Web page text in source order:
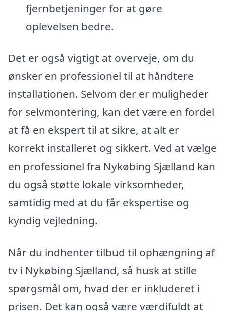
fjernbetjeninger for at gøre
oplevelsen bedre.
Det er også vigtigt at overveje, om du
ønsker en professionel til at håndtere
installationen. Selvom der er muligheder
for selvmontering, kan det være en fordel
at få en ekspert til at sikre, at alt er
korrekt installeret og sikkert. Ved at vælge
en professionel fra Nykøbing Sjælland kan
du også støtte lokale virksomheder,
samtidig med at du får ekspertise og
kyndig vejledning.
Når du indhenter tilbud til ophængning af
tv i Nykøbing Sjælland, så husk at stille
spørgsmål om, hvad der er inkluderet i
prisen. Det kan også være værdifuldt at